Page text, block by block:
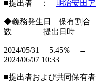
■提出者 ： 明治安田
◆義務発生日 保有割
数 提出日時
2024/05/31 5.45
2024/06/07 10:33
■提出者および共同保有者